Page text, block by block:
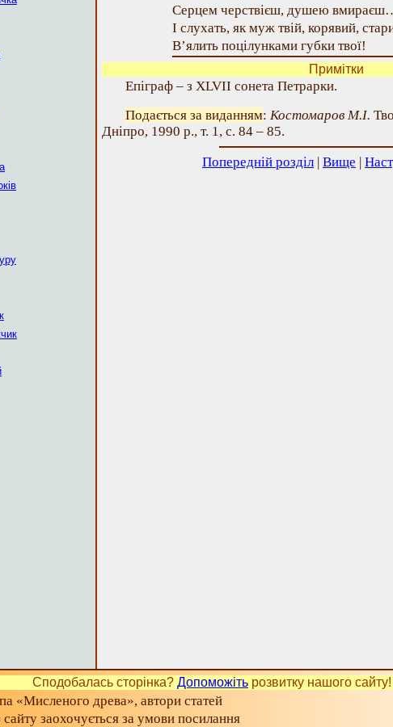
Серцем черствієш, душею
І слухать, як муж твій, корявий,
В’ялить поцілунками губки твої!
Примітки
Епіграф – з XLVII сонета Петрарки.
Подається за виданням: Костомаров М.І.
Дніпро, 1990 р., т. 1, с. 84 – 85.
Попередній розділ | Вище |
Сподобалась сторінка? Допоможіть розвитку нашого сайту!
«Мисленого древа», автори статей
сайту заохочується за умови посилання